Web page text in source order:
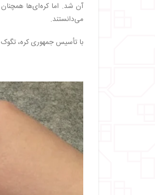
آن شد. اما کره‌ای‌ها
می‌دانستند.
با تأسیس جمهوری کره، تگوک ‌گی پرچم رسمی کشور شد و در